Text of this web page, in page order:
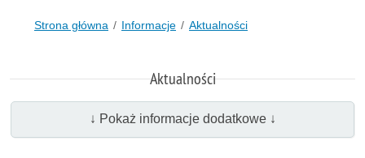
Strona główna Informacje Aktualności
Aktualności
↓ Pokaż informacje dodatkowe ↓